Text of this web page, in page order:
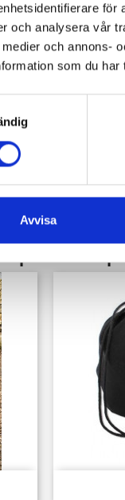
för
och analysera vår
och annons-
som du
Avvisa
produkt